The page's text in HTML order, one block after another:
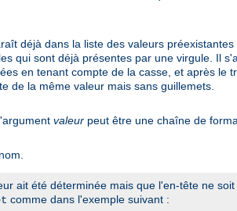
déjà dans la liste des valeurs
qui sont déjà présentes par une virgule. Il
en tenant compte de la casse, et après le
de la même valeur mais sans guillemets.
valeur peut être une chaîne de
ait été déterminée mais que l'en-tête ne
comme dans l'exemple suivant :